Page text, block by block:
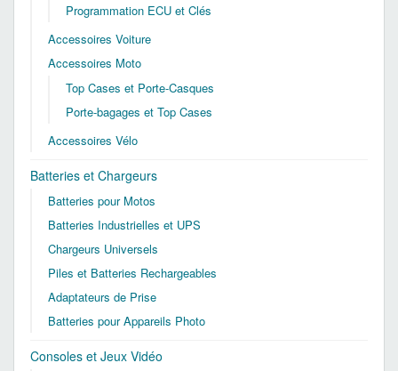
Programmation ECU et Clés
Accessoires Voiture
Accessoires Moto
Top Cases et Porte-Casques
Porte-bagages et Top Cases
Accessoires Vélo
Batteries et Chargeurs
Batteries pour Motos
Batteries Industrielles et UPS
Chargeurs Universels
Piles et Batteries Rechargeables
Adaptateurs de Prise
Batteries pour Appareils Photo
Consoles et Jeux Vidéo